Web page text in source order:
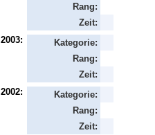
Rang:
Zeit:
2003:
Kategorie:
Rang:
Zeit:
2002:
Kategorie:
Rang:
Zeit: